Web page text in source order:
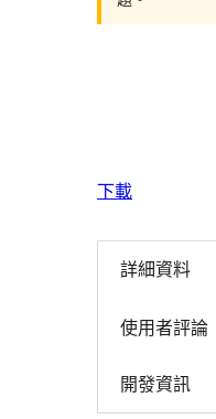
下載
詳細資料
使用者評論
開發資訊